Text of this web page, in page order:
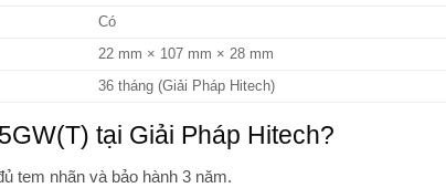
Có
22 mm × 107 mm × 28 mm
36 tháng (Giải Pháp Hitech)
tại Giải Pháp Hitech?
tem nhãn và bảo hành 3 năm.